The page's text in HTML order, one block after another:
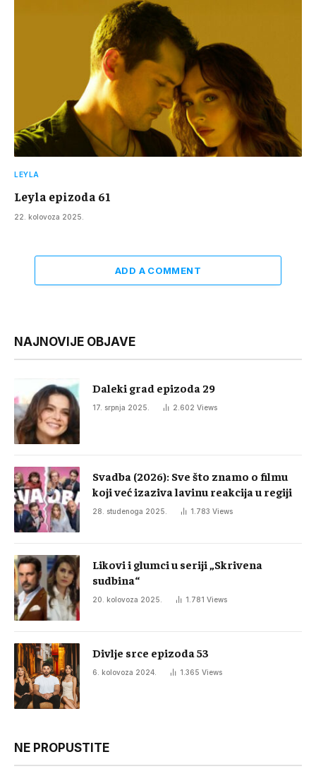
LEYLA
Leyla epizoda 61
22. kolovoza 2025.
ADD A COMMENT
NAJNOVIJE OBJAVE
Daleki grad epizoda 29
17. srpnja 2025. 2.602 Views
Svadba (2026): Sve što znamo o filmu
koji već izaziva lavinu reakcija u regiji
28. studenoga 2025. 1.783 Views
Likovi i glumci u seriji „Skrivena
sudbina“
20. kolovoza 2025. 1.781 Views
Divlje srce epizoda 53
6. kolovoza 2024. 1.365 Views
NE PROPUSTITE